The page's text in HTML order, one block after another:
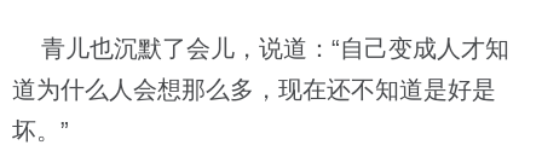
青儿也沉默了会儿，说道：“自己变成人才知
道为什么人会想那么多，现在还不知道是好是
坏。”